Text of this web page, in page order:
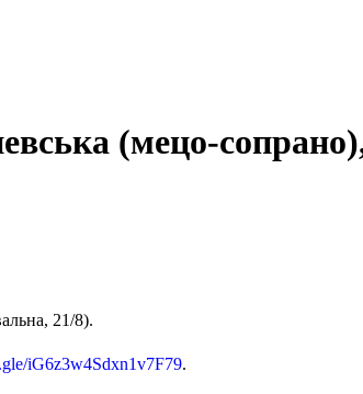
(мецо-
21/8).
iG6z3w4Sdxn1v7F79.